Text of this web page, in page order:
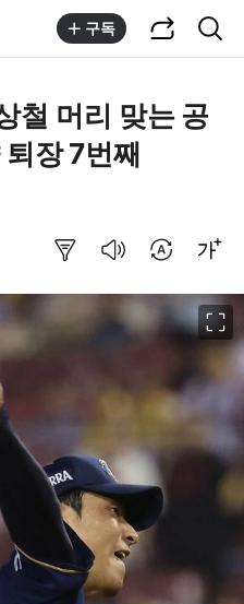
구독
철 머리 맞는 공
장 7번째